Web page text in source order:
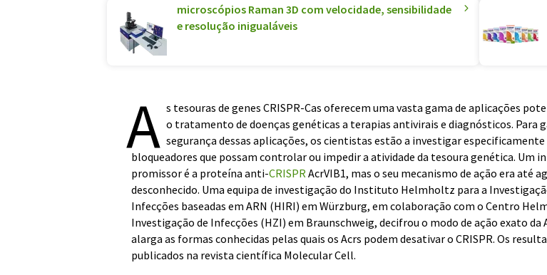
microscópios Raman 3D com velocidade, sensibilidade
e resolução inigualáveis
A s tesouras de genes CRISPR-Cas oferecem uma vasta gama de aplicações
o tratamento de doenças genéticas a terapias antivirais e diagnósticos. Para
segurança dessas aplicações, os cientistas estão a investigar especificamente
bloqueadores que possam controlar ou impedir a atividade da tesoura genética. Um
promissor é a proteína anti-CRISPRAcrVIB1, mas o seu mecanismo de ação era até
desconhecido. Uma equipa de investigação do Instituto Helmholtz para a
Infecções baseadas em ARN (HIRI) em Würzburg, em colaboração com o Centro
Investigação de Infecções (HZI) em Braunschweig, decifrou o modo de ação exato da
alarga as formas conhecidas pelas quais os Acrs podem desativar o CRISPR. Os
publicados na revista científica Molecular Cell.